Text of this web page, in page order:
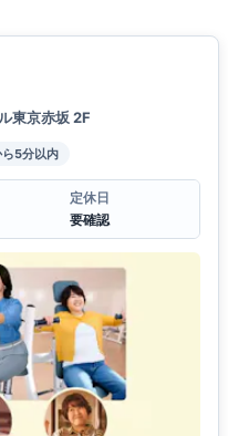
東京赤坂 2F
5分以内
定休日
要確認